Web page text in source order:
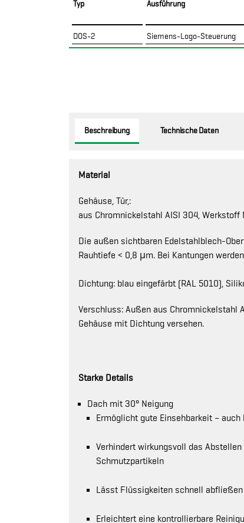
Typ Ausführung
DOS-2 Siemens-Logo-Steuerung
Beschreibung Technische Daten
Material
Gehäuse, Tür,:
aus Chromnickelstahl AISI 304, Werkstoff
Die außen sichtbaren Edelstahlblech-
Rauhtiefe < 0,8 μm. Bei Kantungen
Dichtung: blau eingefärbt (RAL 5010),
Verschluss: Außen aus Chromnickelstahl
Gehäuse mit Dichtung versehen.
Starke Details
Dach mit 30° Neigung
Ermöglicht gute Einsehbarkeit –
Verhindert wirkungsvoll das
Schmutzpartikeln
Lässt Flüssigkeiten schnell abfließen
Erleichtert eine kontrollierbare